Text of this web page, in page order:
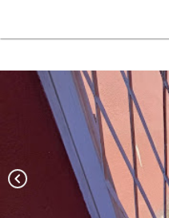
chevron_left